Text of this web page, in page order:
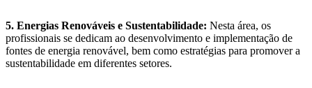
5. Energias Renováveis e Sustentabilidade: Nesta área, os
profissionais se dedicam ao desenvolvimento e implementação de
fontes de energia renovável, bem como estratégias para promover a
sustentabilidade em diferentes setores.